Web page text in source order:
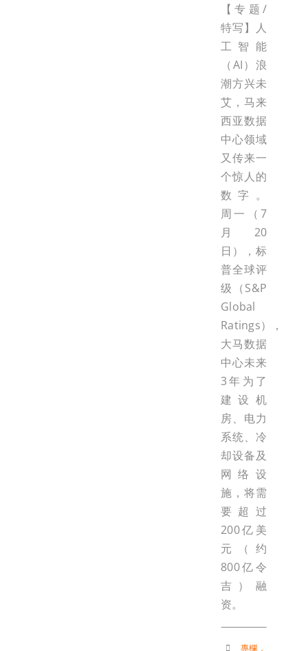
【专题/
特写】人
工智能
（AI）浪
潮方兴未
艾，马来
西亚数据
中心领域
又传来一
个惊人的
数字。
周一（7
月20
日），标
普全球评
级（S&P
Global
Ratings），
大马数据
中心未来
3年为了
建设机
房、电力
系统、冷
却设备及
网络设
施，将需
要超过
200亿美
元（约
800亿令
吉）融
资。
專欄 ，